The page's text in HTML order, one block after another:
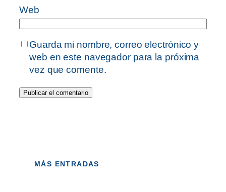
Web
Guarda mi nombre, correo electrónico y
web en este navegador para la próxima
vez que comente.
MÁS ENTRADAS